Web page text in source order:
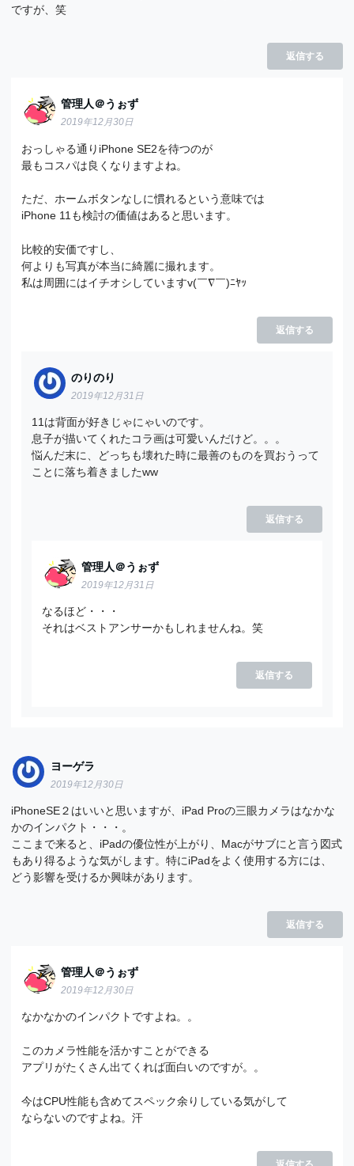
ですが、笑
返信する
管理人＠うぉず
2019年12月30日
おっしゃる通りiPhone SE2を待つのが
最もコスパは良くなりますよね。
ただ、ホームボタンなしに慣れるという意味では
iPhone 11も検討の価値はあると思います。
比較的安価ですし、
何よりも写真が本当に綺麗に撮れます。
私は周囲にはイチオシしていますv(￣∇￣)ﾆﾔｯ
返信する
のりのり
2019年12月31日
11は背面が好きじゃにゃいのです。
息子が描いてくれたコラ画は可愛いんだけど。。。
悩んだ末に、どっちも壊れた時に最善のものを買おうって
ことに落ち着きましたww
返信する
管理人＠うぉず
2019年12月31日
なるほど・・・
それはベストアンサーかもしれませんね。笑
返信する
ヨーゲラ
2019年12月30日
iPhoneSE２はいいと思いますが、iPad Proの三眼カメラはなかな
かのインパクト・・・。
ここまで来ると、iPadの優位性が上がり、Macがサブにと言う図式
もあり得るような気がします。特にiPadをよく使用する方には、
どう影響を受けるか興味があります。
返信する
管理人＠うぉず
2019年12月30日
なかなかのインパクトですよね。。
このカメラ性能を活かすことができる
アプリがたくさん出てくれば面白いのですが。。
今はCPU性能も含めてスペック余りしている気がして
ならないのですよね。汗